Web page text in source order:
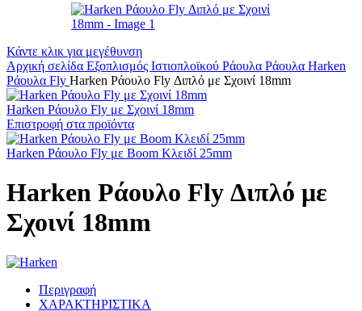
Κάντε κλικ για μεγέθυνση
Αρχική σελίδα Εξοπλισμός Ιστιοπλοϊκού Ράουλα Ράουλα Harken
Ράουλα Fly Harken Ράουλο Fly Διπλό με Σχοινί 18mm
Harken Ράουλο Fly με Σχοινί 18mm
Επιστροφή στα προϊόντα
Harken Ράουλο Fly με Boom Κλειδί 25mm
Harken Ράουλο Fly Διπλό με
Σχοινί 18mm
Περιγραφή
ΧΑΡΑΚΤΗΡΙΣΤΙΚΑ